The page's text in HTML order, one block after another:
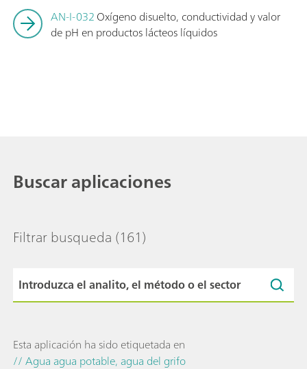
AN-I-032Oxígeno disuelto, conductividad y valor
de pH en productos lácteos líquidos
Buscar aplicaciones
Filtrar busqueda (161)
Esta aplicación ha sido etiquetada en
// Agua agua potable, agua del grifo